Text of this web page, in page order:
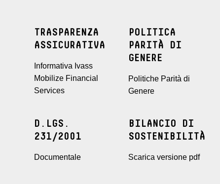
TRASPARENZA
ASSICURATIVA
Informativa Ivass
Mobilize Financial
Services
POLITICA
PARITÀ DI
GENERE
Politiche Parità di
Genere
D.LGS.
231/2001
Documentale
BILANCIO DI
SOSTENIBILITÀ
Scarica versione pdf